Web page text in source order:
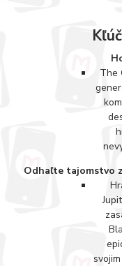
The
Odhaľte tajomstvo